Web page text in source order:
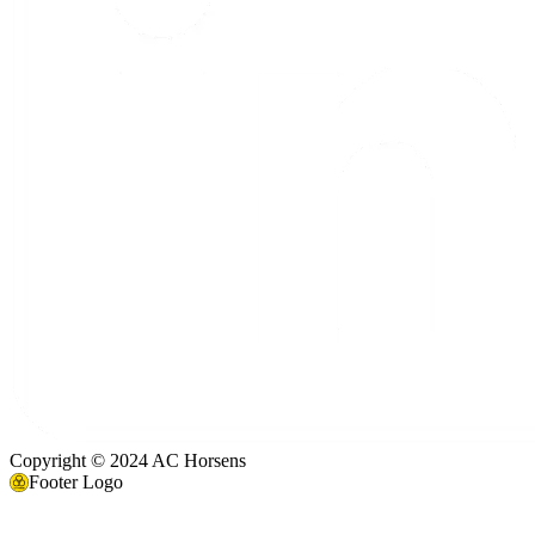
Copyright © 2024 AC Horsens
Footer Logo